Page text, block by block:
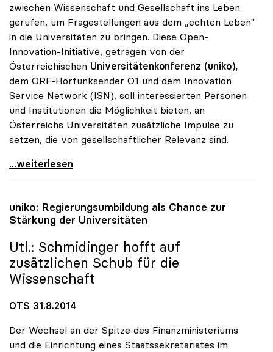
zwischen Wissenschaft und Gesellschaft ins Leben
gerufen, um Fragestellungen aus dem „echten Leben"
in die Universitäten zu bringen. Diese Open-
Innovation-Initiative, getragen von der
Österreichischen Universitätenkonferenz (uniko),
dem ORF-Hörfunksender Ö1 und dem Innovation
Service Network (ISN), soll interessierten Personen
und Institutionen die Möglichkeit bieten, an
Österreichs Universitäten zusätzliche Impulse zu
setzen, die von gesellschaftlicher Relevanz sind.
uniko und ORF-Radio eröffnen „Ö1-Hörsaal\"
...weiterlesen
uniko: Regierungsumbildung als Chance zur
Stärkung der Universitäten
Utl.: Schmidinger hofft auf
zusätzlichen Schub für die
Wissenschaft
OTS 31.8.2014
Der Wechsel an der Spitze des Finanzministeriums
und die Einrichtung eines Staatssekretariates im